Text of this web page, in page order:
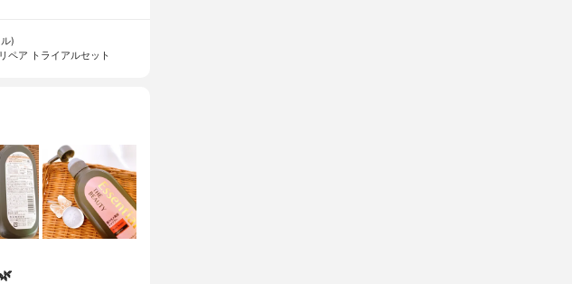
)
ペア トライアルセット